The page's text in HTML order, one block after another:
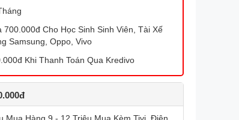
Cho Học Sinh Sinh Viên, Tài Xế
Samsung, Oppo, Vivo
Khi Thanh Toán Qua Kredivo